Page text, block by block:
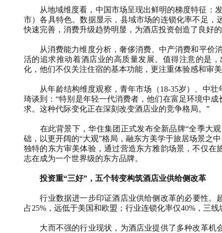
从地域维度看，中国市场呈现出鲜明的梯度特征：
市）各具特色。数据显示，县域市场的连锁化率不足
快速完善，消费升级趋势明显，为酒店投资创造了良好
从消费能力维度分析，奢侈消费、中产消费和平价
活的追求推动着酒店业的高质量发展。值得注意的是
化，他们不仅关注住宿的基本功能，更注重体验感和审
从年龄结构维度观察，青年市场（18-35岁）、中壮
琦谈到：“特别是年轻一代消费者，他们在富足环境中
求。这种代际变化正在深刻改变酒店业的竞争格局。”
在此背景下，华住集团正式发布全新品牌“全季大观
础，以更开阔的“大观”格局，融东方美学于旅居场景之
独特的东方审美体验，通过营造东方雅韵场景，不仅
志在成为一个世界级的东方品牌。
投资重“三好”，五个转变构筑酒店业供给侧改革
行业数据进一步印证酒店业供给侧改革的必要性。
占25%，远低于美国和欧盟；行业连锁化率仅40%，三线
大而不强的行业现状，为酒店业提供了多种改革